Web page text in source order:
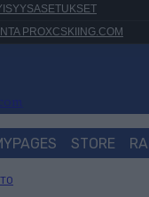
PROXCSKIING.COM
STORE